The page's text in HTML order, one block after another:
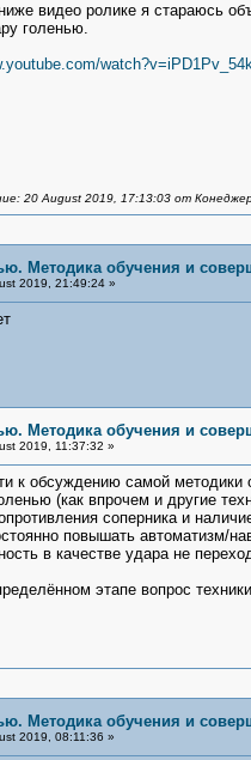
видео ролике я стараюсь
голенью.
20 August 2019, 17:13:03 от
Методика обучения и
2019, 21:49:24 »
Методика обучения и
2019, 11:37:32 »
обсуждению самой методики
(как впрочем и другие
соперника и
повышать автоматизм/
в качестве удара не
этапе вопрос
Методика обучения и
2019, 08:11:36 »